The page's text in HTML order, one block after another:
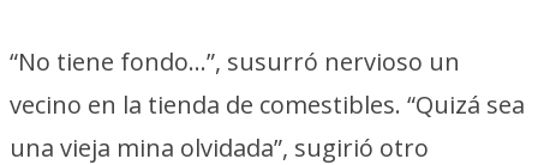
“No tiene fondo…”, susurró nervioso un
vecino en la tienda de comestibles. “Quizá sea
una vieja mina olvidada”, sugirió otro